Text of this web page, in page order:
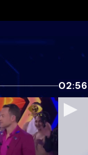
02:56